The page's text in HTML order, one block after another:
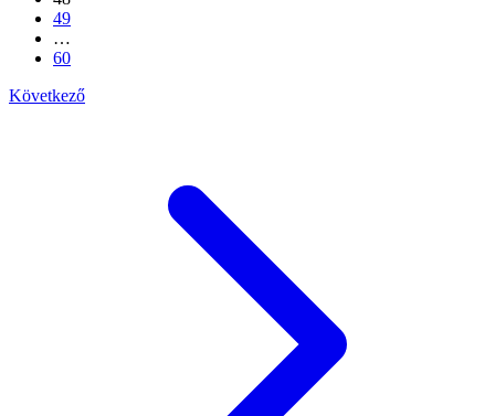
49
…
60
Következő